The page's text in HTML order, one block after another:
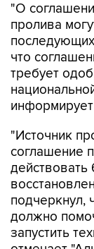
"О
пролива
что
требует
"Источник
соглашение
подчеркнул,
должно
запустить